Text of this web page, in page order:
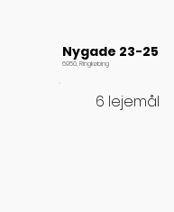
Nygade 23-25
6950, Ringkøbing
6 lejemål